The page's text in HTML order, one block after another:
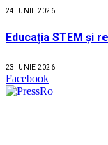
24 IUNIE 2026
Educația STEM și
23 IUNIE 2026
Facebook